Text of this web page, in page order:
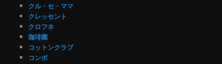
クル・セ・ママ
クレッセント
クロフネ
珈琲園
コットンクラブ
コンボ